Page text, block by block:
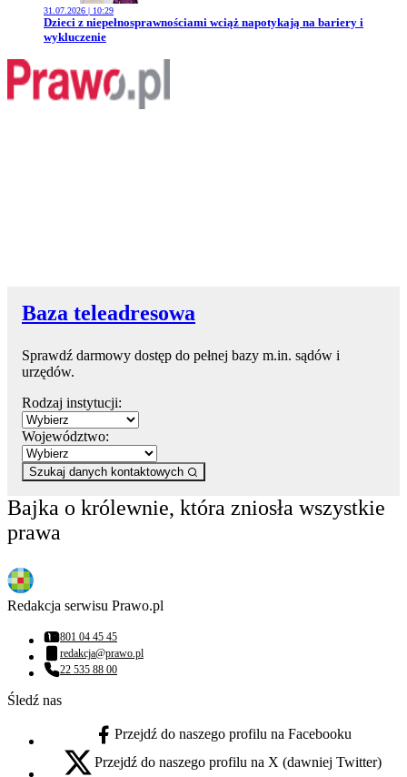
31.07.2026 | 10:29
Przejdź do artykułu:
Dzieci z niepełnosprawnościami wciąż napotykają na bariery i
wykluczenie
Baza teleadresowa
Sprawdź darmowy dostęp do pełnej bazy m.in. sądów i
urzędów.
Rodzaj instytucji:
Województwo:
Szukaj danych kontaktowych
Bajka o królewnie, która zniosła wszystkie
prawa
Redakcja serwisu Prawo.pl
Numer telefonu:
801 04 45 45
Adres email:
redakcja@prawo.pl
Numer telefonu:
22 535 88 00
Śledź nas
facebook - otwiera się w nowej karcie
Przejdź do naszego profilu na Facebooku
x - otwiera się w nowej karcie
Przejdź do naszego profilu na X (dawniej Twitter)